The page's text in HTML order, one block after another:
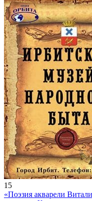
15
«Поэзия акварели